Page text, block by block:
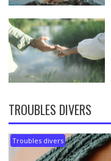
TROUBLES DIVERS
Troubles divers